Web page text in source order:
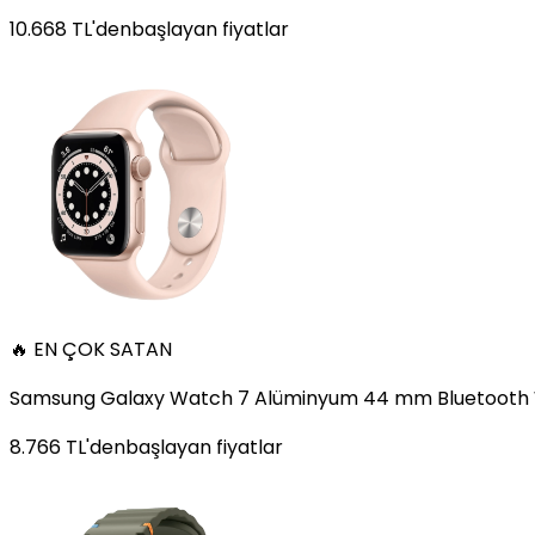
10.668 TL'denbaşlayan fiyatlar
🔥 EN ÇOK SATAN
Samsung Galaxy Watch 7 Alüminyum 44 mm Bluetooth
8.766 TL'denbaşlayan fiyatlar